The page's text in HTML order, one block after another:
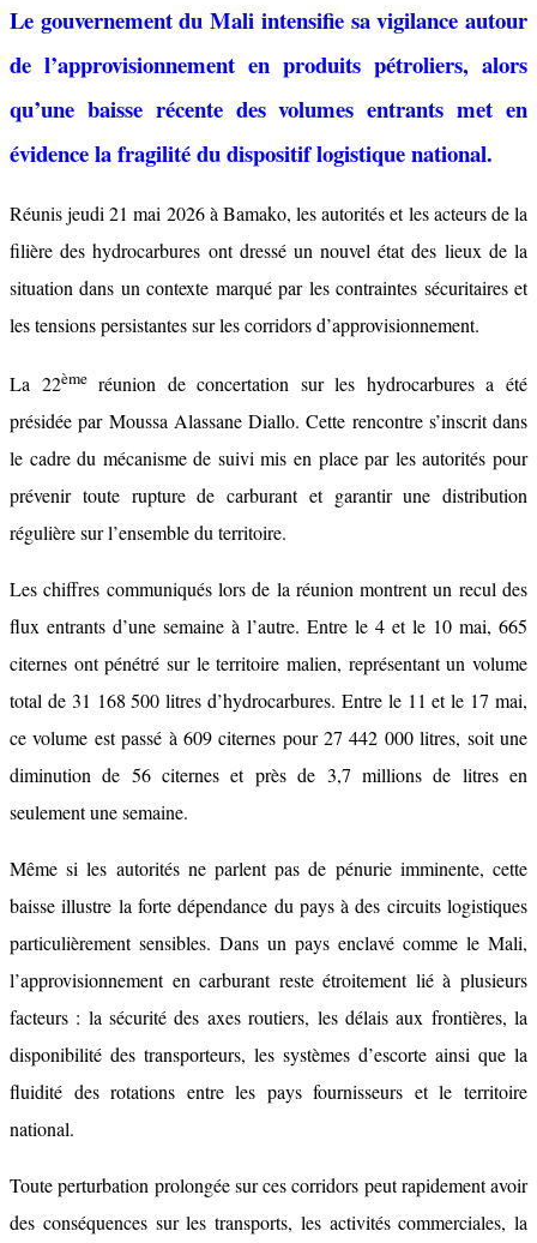
Le gouvernement du Mali intensifie sa vigilance autour
de l’approvisionnement en produits pétroliers, alors
qu’une baisse récente des volumes entrants met en
évidence la fragilité du dispositif logistique national.
Réunis jeudi 21 mai 2026 à Bamako, les autorités et les acteurs de la
filière des hydrocarbures ont dressé un nouvel état des lieux de la
situation dans un contexte marqué par les contraintes sécuritaires et
les tensions persistantes sur les corridors d’approvisionnement.
La 22èmeréunion de concertation sur les hydrocarbures a été
présidée par Moussa Alassane Diallo. Cette rencontre s’inscrit dans
le cadre du mécanisme de suivi mis en place par les autorités pour
prévenir toute rupture de carburant et garantir une distribution
régulière sur l’ensemble du territoire.
Les chiffres communiqués lors de la réunion montrent un recul des
flux entrants d’une semaine à l’autre. Entre le 4 et le 10 mai, 665
citernes ont pénétré sur le territoire malien, représentant un volume
total de 31 168 500 litres d’hydrocarbures. Entre le 11 et le 17 mai,
ce volume est passé à 609 citernes pour 27 442 000 litres, soit une
diminution de 56 citernes et près de 3,7 millions de litres en
seulement une semaine.
Même si les autorités ne parlent pas de pénurie imminente, cette
baisse illustre la forte dépendance du pays à des circuits logistiques
particulièrement sensibles. Dans un pays enclavé comme le Mali,
l’approvisionnement en carburant reste étroitement lié à plusieurs
facteurs : la sécurité des axes routiers, les délais aux frontières, la
disponibilité des transporteurs, les systèmes d’escorte ainsi que la
fluidité des rotations entre les pays fournisseurs et le territoire
national.
Toute perturbation prolongée sur ces corridors peut rapidement avoir
des conséquences sur les transports, les activités commerciales, la